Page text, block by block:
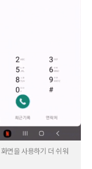
면을 사용하기 더 쉬워